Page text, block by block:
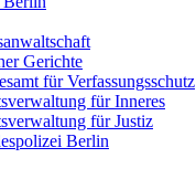
Gerichte
für Verfassungsschutz
für Inneres
für Justiz
Berlin